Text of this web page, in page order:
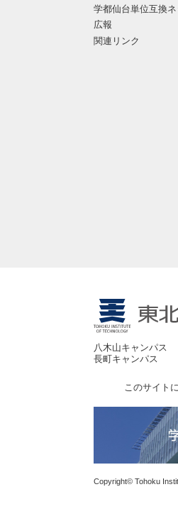
学都仙台単位互換
広報
関連リンク
八木山キャンパス
長町キャンパス
このサイト
Copyright© Tohoku